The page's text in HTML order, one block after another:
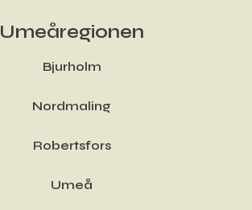
Umeåregionen
Bjurholm
Nordmaling
Robertsfors
Umeå